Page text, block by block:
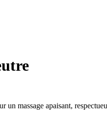
massage apaisant,